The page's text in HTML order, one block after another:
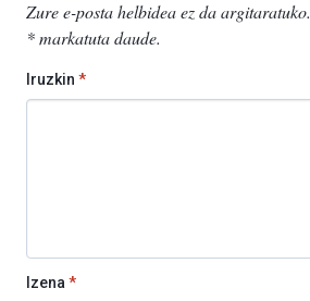
Zure e-posta helbidea ez da argitaratuko.
*markatuta daude.
Iruzkin *
Izena*